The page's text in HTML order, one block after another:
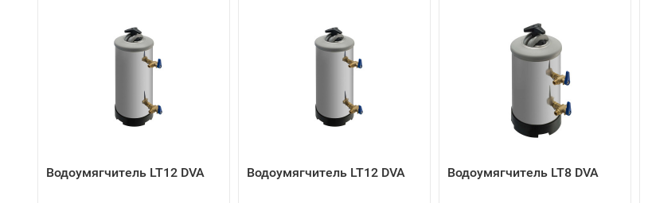
Водоумягчитель LT12 DVA Водоумягчитель LT12 DVA Водоумягчитель LT8 DVA